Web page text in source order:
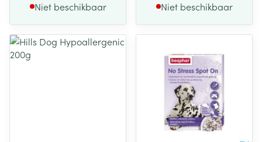
Niet beschikbaar Niet beschikbaar